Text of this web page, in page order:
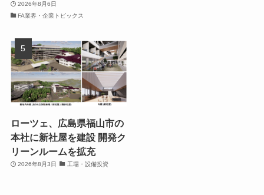
2026年8月6日
FA業界・企業トピックス
ローツェ、広島県福山市の
本社に新社屋を建設 開発ク
リーンルームを拡充
2026年8月3日 工場・設備投資